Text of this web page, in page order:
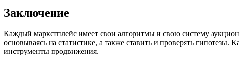
Заключение
Каждый маркетплейс имеет свои алгоритмы и свою систему
основываясь на статистике, а также ставить и проверять
инструменты продвижения.